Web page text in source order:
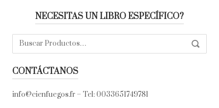
NECESITAS UN LIBRO ESPECÍFICO?
Buscar:
CONTÁCTANOS
info@cienfuegos.fr – Tel: 0033651749781